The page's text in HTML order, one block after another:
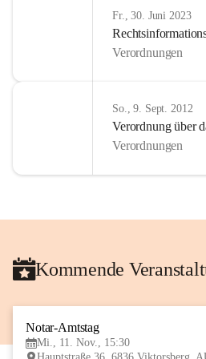
Fr., 30. Juni 2023
Verordnungen
So., 9. Sept. 2012
Verordnung über
Verordnungen
Kommende
Notar-Amtstag
Mi., 11. Nov., 15:30